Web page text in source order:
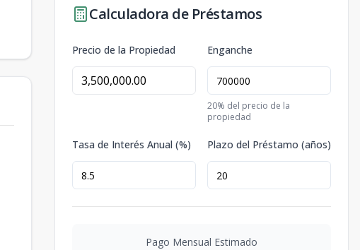
Calculadora de Préstamos
Precio de la Propiedad Enganche
20% del precio de la
propiedad
Tasa de Interés Anual (%) Plazo del Préstamo (años)
Pago Mensual Estimado